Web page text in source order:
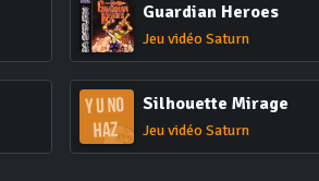
Guardian Heroes
Jeu vidéo Saturn
Silhouette Mirage
Jeu vidéo Saturn